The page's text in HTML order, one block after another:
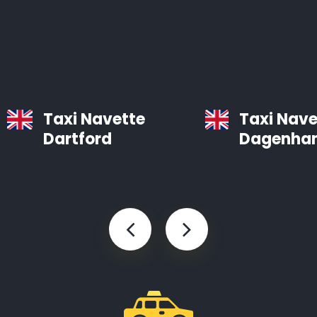
Taxis d’aéroport à Bradford
Le temps est précieux. Vous pouvez gagner des
heures en utilisant Airporttaxis.com plutôt que les
Nous proposons différents types de voitures bien
entretenues qui sont prévues pour les transports
Taxi Navette
Dartford
Taxi